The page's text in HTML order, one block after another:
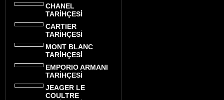
CHANEL
TARİHÇESİ
CARTIER
TARİHÇESİ
MONT BLANC
TARİHÇESİ
EMPORIO ARMANI
TARİHÇESİ
JEAGER LE
COULTRE